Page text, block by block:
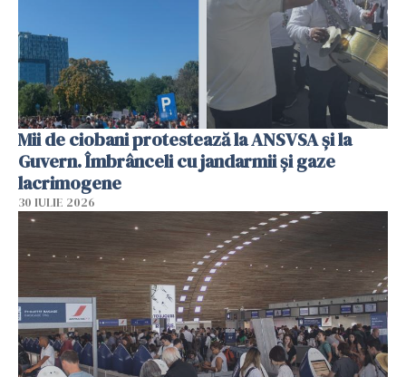
Mii de ciobani protestează la ANSVSA și la
Guvern. Îmbrânceli cu jandarmii și gaze
lacrimogene
30 IULIE 2026